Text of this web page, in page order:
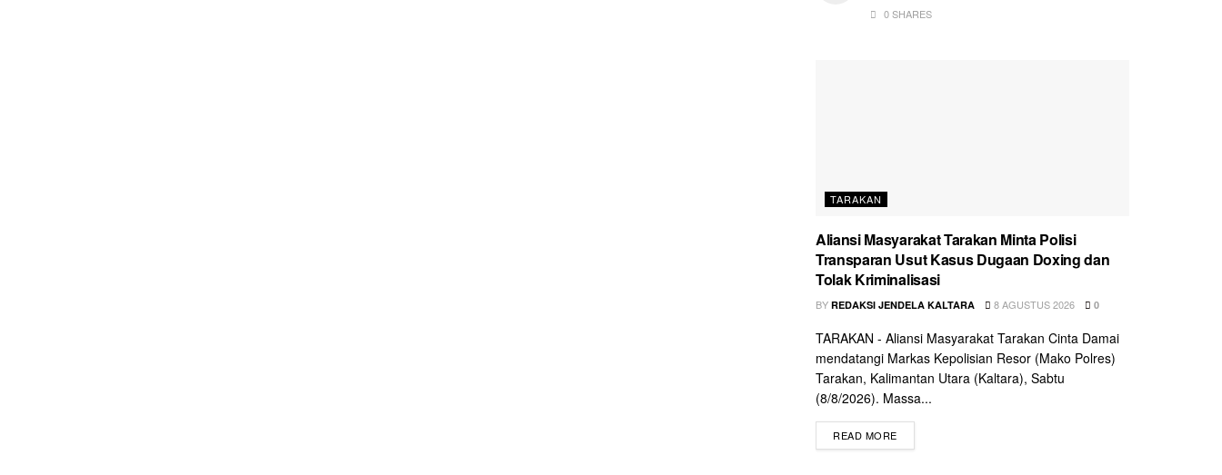
0 SHARES
TARAKAN
Aliansi Masyarakat Tarakan Minta Polisi
Transparan Usut Kasus Dugaan Doxing dan
Tolak Kriminalisasi
BY REDAKSI JENDELA KALTARA 8 AGUSTUS 2026 0
TARAKAN - Aliansi Masyarakat Tarakan Cinta Damai
mendatangi Markas Kepolisian Resor (Mako Polres)
Tarakan, Kalimantan Utara (Kaltara), Sabtu
(8/8/2026). Massa...
READ MORE